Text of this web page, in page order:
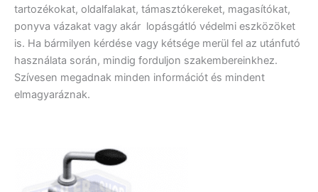
tartozékokat, oldalfalakat, támasztókereket, magasítókat,
ponyva vázakat vagy akár lopásgátló védelmi eszközöket
is. Ha bármilyen kérdése vagy kétsége merül fel az utánfutó
használata során, mindig forduljon szakembereinkhez.
Szívesen megadnak minden információt és mindent
elmagyaráznak.